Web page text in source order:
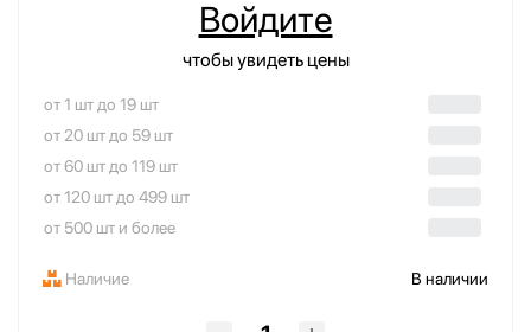
Войдите
чтобы увидеть цены
от 1 шт до 19 шт
от 20 шт до 59 шт
от 60 шт до 119 шт
от 120 шт до 499 шт
от 500 шт и более
Наличие В наличии